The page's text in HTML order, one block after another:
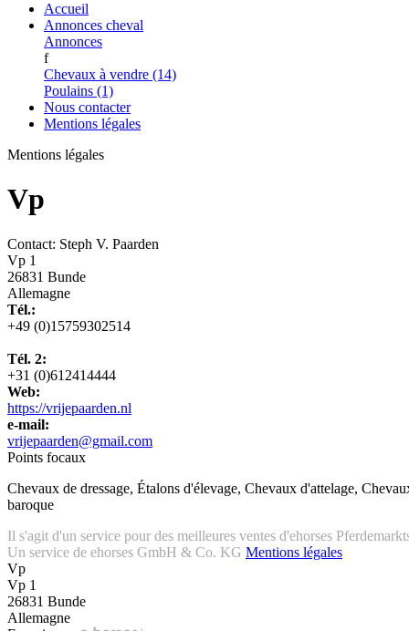
Accueil
Annonces cheval
Annonces
f
Chevaux à vendre (14)
Poulains (1)
Nous contacter
Mentions légales
Mentions légales
Vp
Contact: Steph V. Paarden
Vp 1
26831 Bunde
Allemagne
Tél.:
+49 (0)15759302514
Tél. 2:
+31 (0)612414444
Web:
https://vrijepaarden.nl
e-mail:
vrijepaarden@gmail.com
Points focaux
Chevaux de dressage, Étalons d'élevage, Chevaux d'attelage,
baroque
Il s'agit d'un service pour des meilleures ventes d'ehorses
Un service de ehorses GmbH & Co. KG Mentions légales
Vp
Vp 1
26831 Bunde
Allemagne